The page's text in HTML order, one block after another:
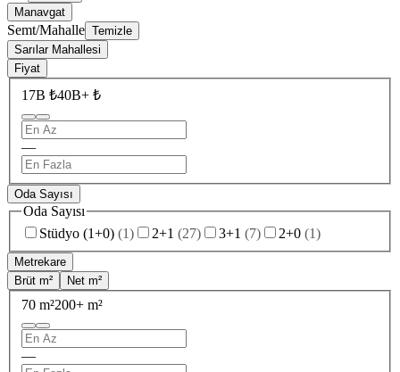
Manavgat
Semt/Mahalle Temizle
Sarılar Mahallesi
Fiyat
17B ₺40B+ ₺
—
Oda Sayısı
Oda Sayısı
Stüdyo (1+0) (1) 2+1 (27) 3+1 (7) 2+0 (1)
Metrekare
Brüt m²
Net m²
70 m²200+ m²
—